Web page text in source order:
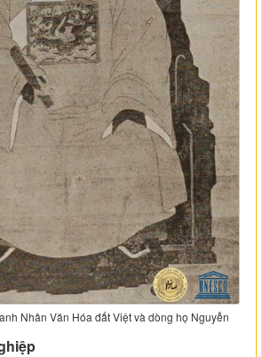
Nhân Văn Hóa đất Việt và dòng họ Nguyễn